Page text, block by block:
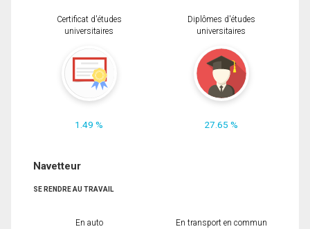
Certificat d'études
universitaires
1.49 %
Diplômes d'études
universitaires
27.65 %
Navetteur
SE RENDRE AU TRAVAIL
En auto En transport en commun